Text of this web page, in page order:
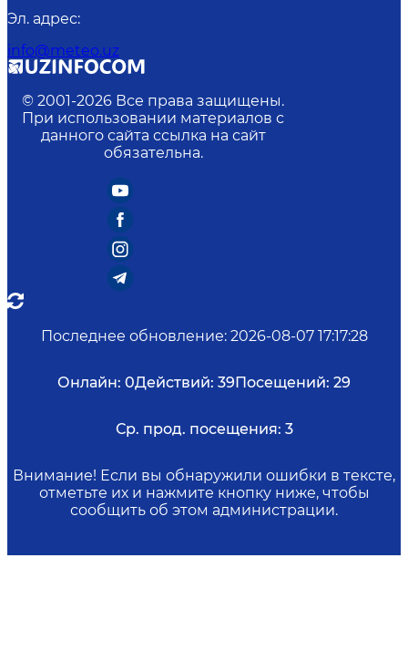
Эл. адрес:
info@meteo.uz
© 2001-2026 Все права защищены.
При использовании материалов с
данного сайта ссылка на сайт
обязательна.
Последнее обновление: 2026-08-07 17:17:28
Онлайн: 0Действий: 39 Посещений: 29
Ср. прод. посещения: 3
Внимание! Если вы обнаружили ошибки в тексте,
отметьте их и нажмите кнопку ниже, чтобы
сообщить об этом администрации.